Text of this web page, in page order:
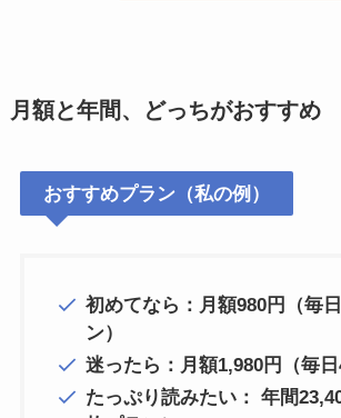
月額と年間、どっちがおすすめ
おすすめプラン（私の例）
初めてなら：月額980円（毎
ン）
迷ったら：月額1,980円（毎日
たっぷり読みたい： 年間